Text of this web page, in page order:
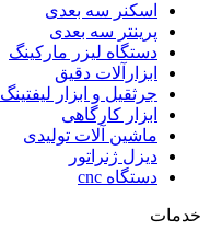
اسکنر سه بعدی
پرینتر سه بعدی
دستگاه لیزر مارکینگ
ابزارآلات دقیق
جرثقیل و ابزار لیفتینگ
ابزار کارگاهی
ماشین آلات تولیدی
دیزل ژنراتور
دستگاه cnc
خدمات